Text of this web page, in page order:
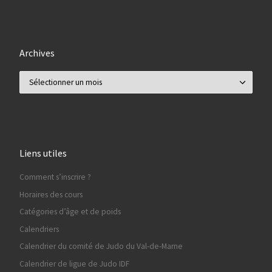
Archives
Liens utiles
Comment s’inscrire ?
Horaires des cours
Catégories d’âge et de poids
Calendriers
Calendrier du comité de Judo du Val-de-Marne
Calendrier de ligue de Judo IDF